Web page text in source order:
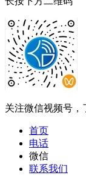
关注微信视频号，
首页
电话
微信
联系我们